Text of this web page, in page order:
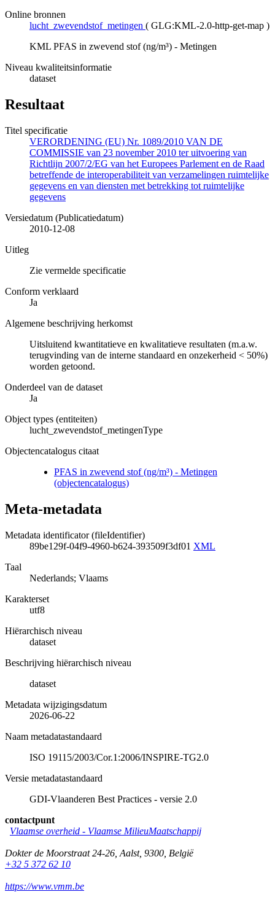
Online bronnen
lucht_zwevendstof_metingen ( GLG:KML-2.0-http-get-map )
KML PFAS in zwevend stof (ng/m³) - Metingen
Niveau kwaliteitsinformatie
dataset
Resultaat
Titel specificatie
VERORDENING (EU) Nr. 1089/2010 VAN DE
COMMISSIE van 23 november 2010 ter uitvoering van
Richtlijn 2007/2/EG van het Europees Parlement en de Raad
betreffende de interoperabiliteit van verzamelingen ruimtelijke
gegevens en van diensten met betrekking tot ruimtelijke
gegevens
Versiedatum (Publicatiedatum)
2010-12-08
Uitleg
Zie vermelde specificatie
Conform verklaard
Ja
Algemene beschrijving herkomst
Uitsluitend kwantitatieve en kwalitatieve resultaten (m.a.w.
terugvinding van de interne standaard en onzekerheid < 50%)
worden getoond.
Onderdeel van de dataset
Ja
Object types (entiteiten)
lucht_zwevendstof_metingenType
Objectencatalogus citaat
PFAS in zwevend stof (ng/m³) - Metingen
(objectencatalogus)
Meta-metadata
Metadata identificator (fileIdentifier)
89be129f-04f9-4960-b624-393509f3df01 XML
Taal
Nederlands; Vlaams
Karakterset
utf8
Hiërarchisch niveau
dataset
Beschrijving hiërarchisch niveau
dataset
Metadata wijzigingsdatum
2026-06-22
Naam metadatastandaard
ISO 19115/2003/Cor.1:2006/INSPIRE-TG2.0
Versie metadatastandaard
GDI-Vlaanderen Best Practices - versie 2.0
contactpunt
Vlaamse overheid - Vlaamse MilieuMaatschappij
Dokter de Moorstraat 24-26 Aalst, 9300 België
+32 5 372 62 10
https://www.vmm.be